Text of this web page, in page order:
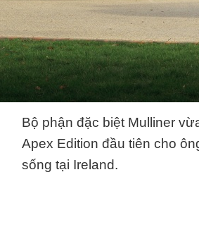
Bộ phận đặc biệt Mulliner
Apex Edition đầu tiên cho
sống tại Ireland.